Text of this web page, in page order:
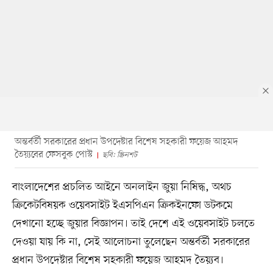
অন্তর্বর্তী সরকারের প্রধান উপদেষ্টার বিশেষ সহকারী ফয়েজ আহমদ
তৈয়্যবের ফেসবুক পোস্ট
ছবি: স্ক্রিনশট
বাংলাদেশের প্রচলিত আইনে অনলাইন জুয়া নিষিদ্ধ, অথচ
ক্রিকেটবিষয়ক ওয়েবসাইট ইএসপিএন ক্রিকইনফো ডটকমে
দেখানো হচ্ছে জুয়ার বিজ্ঞাপন। তাই দেশে এই ওয়েবসাইট চলতে
দেওয়া যায় কি না, সেই আলোচনা তুলেছেন অন্তর্বর্তী সরকারের
প্রধান উপদেষ্টার বিশেষ সহকারী ফয়েজ আহমদ তৈয়্যব।